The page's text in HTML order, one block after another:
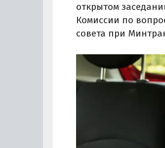
открытом
Комиссии по
совета при